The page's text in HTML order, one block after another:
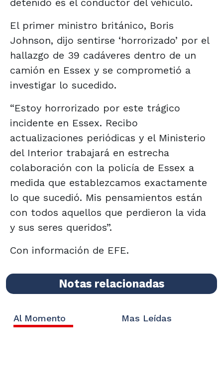
El primer ministro británico, Boris
Johnson, dijo sentirse ‘horrorizado’ por el
hallazgo de 39 cadáveres dentro de un
camión en Essex y se comprometió a
investigar lo sucedido.
“Estoy horrorizado por este trágico
incidente en Essex. Recibo
actualizaciones periódicas y el Ministerio
del Interior trabajará en estrecha
colaboración con la policía de Essex a
medida que establezcamos exactamente
lo que sucedió. Mis pensamientos están
con todos aquellos que perdieron la vida
y sus seres queridos”.
Con información de EFE.
Notas relacionadas
Al Momento Mas Leídas